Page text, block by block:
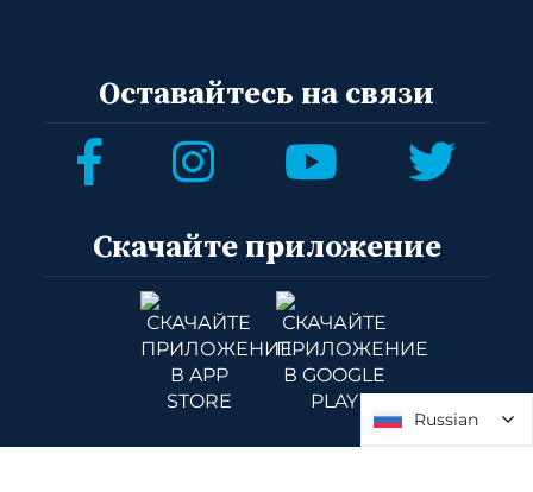
Оставайтесь на связи
Скачайте приложение
Russian
Russian